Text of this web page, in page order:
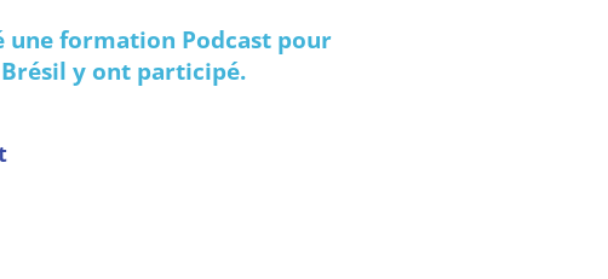
une formation Podcast pour
Brésil y ont participé.